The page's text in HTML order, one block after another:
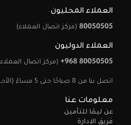
العملاء المحليون
80050505 (مركز اتصال العملاء)
العملاء الدوليون
+968 80050505 (مركز اتصال
اتصل بنا من 8 صباحًا حتى 5 مساءً (الأحد إلى الخميس)
معلومات عنا
عن ليـڤا للتأمين
فريق الادارة